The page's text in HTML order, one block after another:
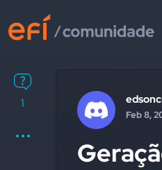
1
Feb 8,